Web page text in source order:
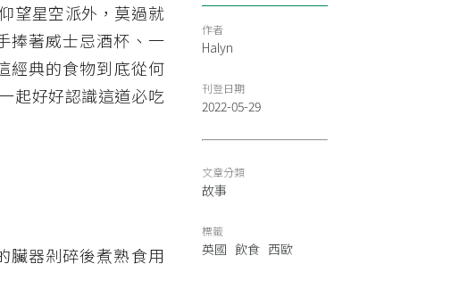
望星空派外，莫過就
捧著威士忌酒杯、一
經典的食物到底從何
起好好認識這道必吃
臟器剁碎後煮熟食用
作者
Halyn
刊登日期
2022-05-29
文章分類
故事
標籤
英國 飲食 西歐